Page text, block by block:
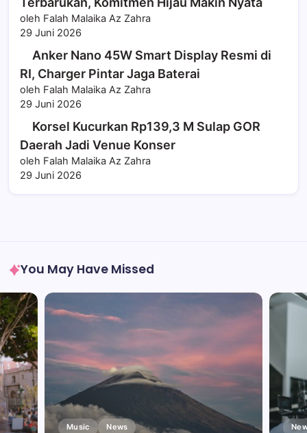
oleh Falah Malaika Az Zahra
29 Juni 2026
Anker Nano 45W Smart Display Resmi di
RI, Charger Pintar Jaga Baterai
oleh Falah Malaika Az Zahra
29 Juni 2026
Korsel Kucurkan Rp139,3 M Sulap GOR
Daerah Jadi Venue Konser
oleh Falah Malaika Az Zahra
29 Juni 2026
You May Have Missed
Music News